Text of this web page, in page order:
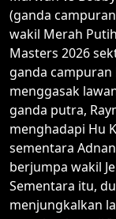
(ganda
wakil Merah
Masters 2026
ganda campuran
menggasak
ganda putra,
menghadapi Hu
sementara
berjumpa wakil
Sementara itu,
menjungkalkan